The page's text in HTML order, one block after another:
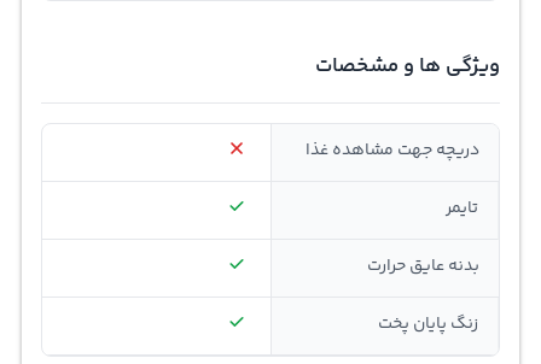
ویژگی ها و مشخصات
دریچه جهت مشاهده غذا
تایمر
بدنه عایق حرارت
زنگ پایان پخت